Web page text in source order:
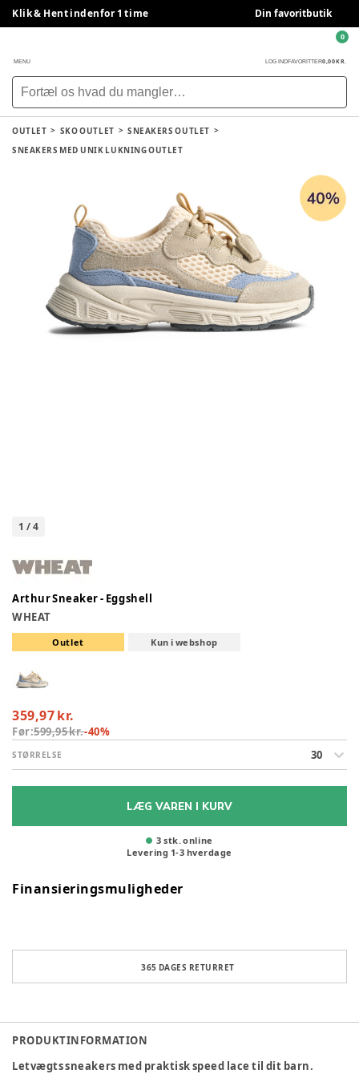
Klik & Hent indenfor 1 time Din favoritbutik
MENU LOG INDFAVORITTER0,00 KR.
0
OUTLET SKO OUTLET
SNEAKERS OUTLET
SNEAKERS MED UNIK LUKNING OUTLET
1 /4
Arthur Sneaker - Eggshell
WHEAT
Outlet Kun i webshop
359,97 kr.
Før:599,95 kr.-40%
STØRRELSE 30
LÆG VAREN I KURV
3 stk. online
Levering 1-3 hverdage
Finansieringsmuligheder
365 DAGES RETURRET
PRODUKTINFORMATION
Letvægts sneakers med praktisk speed lace til dit barn.